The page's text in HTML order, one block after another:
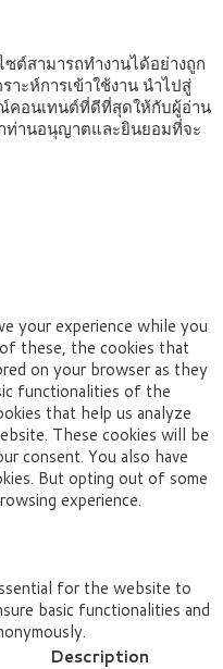
ซต์สามารถทำงานได้อย่างถูก
าะห์การเข้าใช้งาน นำไปสู่
คอนเทนต์ที่ดีที่สุดให้กับผู้อ่าน
ท่านอนุญาตและยินยอมที่จะ
your experience while you
these, the cookies that
on your browser as they
functionalities of the
that help us analyze
These cookies will be
consent. You also have
But opting out of some
experience.
for the website to
basic functionalities and
Description